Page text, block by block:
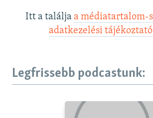
Itt a találja a médiatartalom-
adatkezelési
Legfrissebb podcastunk: